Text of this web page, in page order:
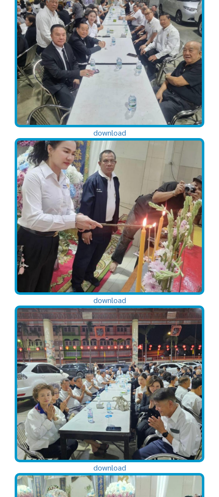
download
download
download